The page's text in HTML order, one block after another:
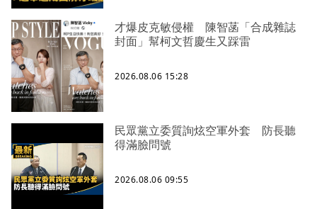
才爆皮克敏侵權 陳智菡「合成雜誌
封面」幫柯文哲慶生又踩雷
2026.08.06 15:28
民眾黨立委質詢炫空軍外套 防長聽
得滿臉問號
2026.08.06 09:55